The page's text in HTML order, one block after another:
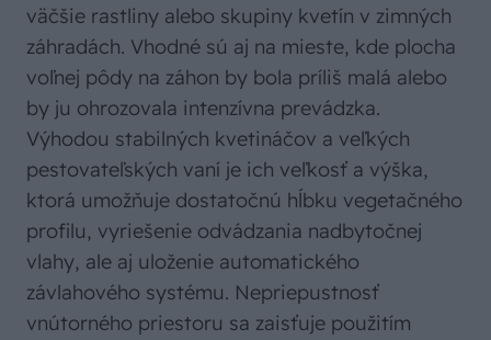
väčšie rastliny alebo skupiny kvetín v zimných
záhradách. Vhodné sú aj na mieste, kde plocha
voľnej pôdy na záhon by bola príliš malá alebo
by ju ohrozovala intenzívna prevádzka.
Výhodou stabilných kvetináčov a veľkých
pestovateľských vaní je ich veľkosť a výška,
ktorá umožňuje dostatočnú hĺbku vegetačného
profilu, vyriešenie odvádzania nadbytočnej
vlahy, ale aj uloženie automatického
závlahového systému. Nepriepustnosť
vnútorného priestoru sa zaisťuje po­užitím